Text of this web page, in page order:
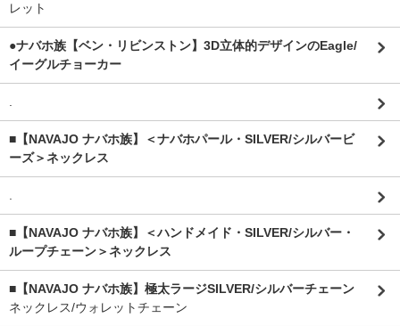
レット
●ナバホ族【ベン・リビンストン】3D立体的デザインのEagle/
イーグルチョーカー
■【NAVAJO ナバホ族】＜ナバホパール・SILVER/シルバービ
ーズ＞ネックレス
■【NAVAJO ナバホ族】＜ハンドメイド・SILVER/シルバー・
ループチェーン＞ネックレス
■【NAVAJO ナバホ族】極太ラージSILVER/シルバーチェーン
ネックレス/ウォレットチェーン